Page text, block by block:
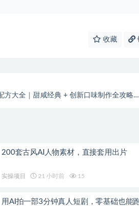
收藏
方大全｜甜咸经典 + 创新口味制作全攻略
200套古风AI人物素材，直接套用出片
实操项目 21 小时前 15
用AI拍一部3分钟真人短剧，零基础也能